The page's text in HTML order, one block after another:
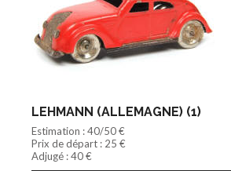
LEHMANN (ALLEMAGNE) (1)
Estimation : 40/50 €
Prix de départ : 25 €
Adjugé : 40 €